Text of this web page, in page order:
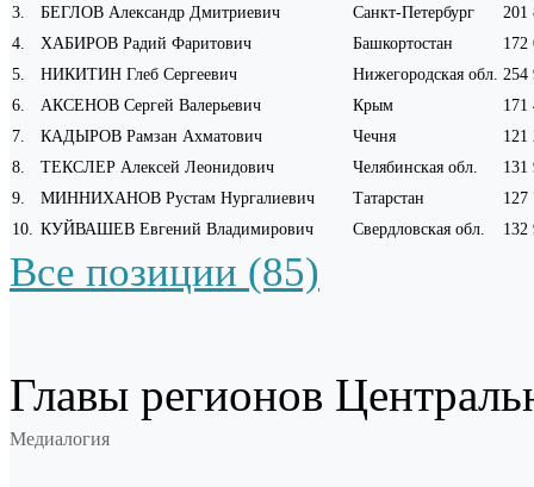
3
БЕГЛОВ Александр Дмитриевич Санкт-Петербург
201
4
ХАБИРОВ Радий Фаритович Башкортостан
172
5
НИКИТИН Глеб Сергеевич Нижегородская обл. 254
6
АКСЕНОВ Сергей Валерьевич Крым
171
7
КАДЫРОВ Рамзан Ахматович Чечня
121
8
ТЕКСЛЕР Алексей Леонидович Челябинская обл.
131
9
МИННИХАНОВ Рустам Нургалиевич Татарстан
127
10
КУЙВАШЕВ Евгений Владимирович Свердловская обл. 132
Все позиции (85)
Главы регионов
Медиалогия